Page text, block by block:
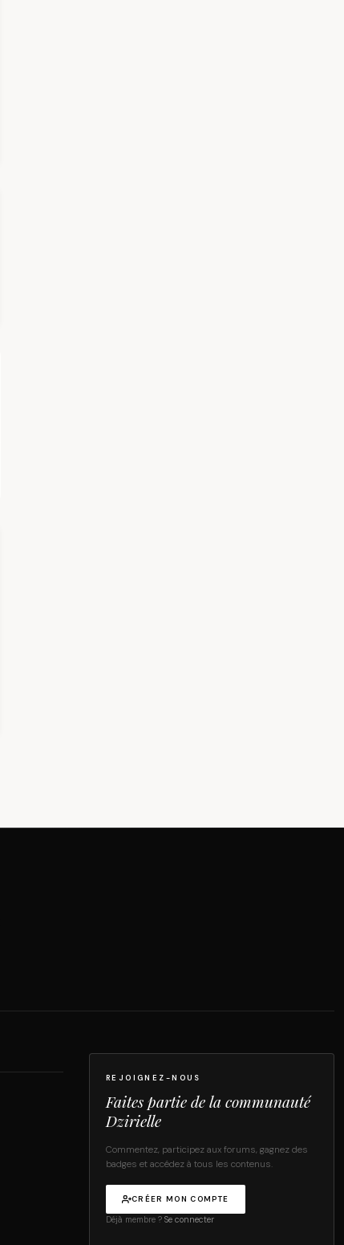
REJOIGNEZ-NOUS
Faites partie de la communauté
Dzirielle
Commentez, participez aux forums, gagnez des
badges et accédez à tous les contenus.
CRÉER MON COMPTE
Déjà membre ? Se connecter